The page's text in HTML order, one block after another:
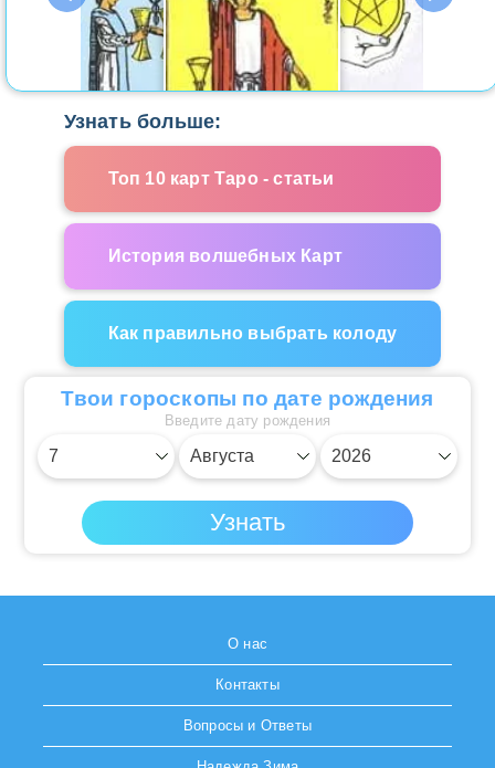
Узнать больше:
Топ 10 карт Таро - статьи
История волшебных Карт
Как правильно выбрать колоду
Твои гороскопы по дате рождения
Введите дату рождения
О нас
Контакты
Вопросы и Ответы